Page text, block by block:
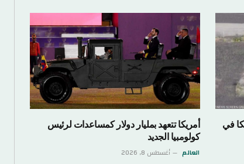
أمريكا تتعهد بمليار دولار كمساعدات لرئيس
كولومبيا الجديد
أغسطس 8, 2026